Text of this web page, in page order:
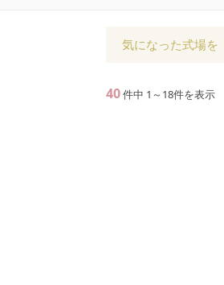
気になった式場を
40件中 1 ～ 18件を表示